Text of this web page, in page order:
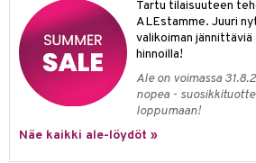
Tartu tilaisuuteen
ALEstamme. Juuri
valikoiman
hinnoilla!
Ale on voimassa
nopea -
loppumaan!
Näe kaikki ale-löydöt »
tuotteet
hoito